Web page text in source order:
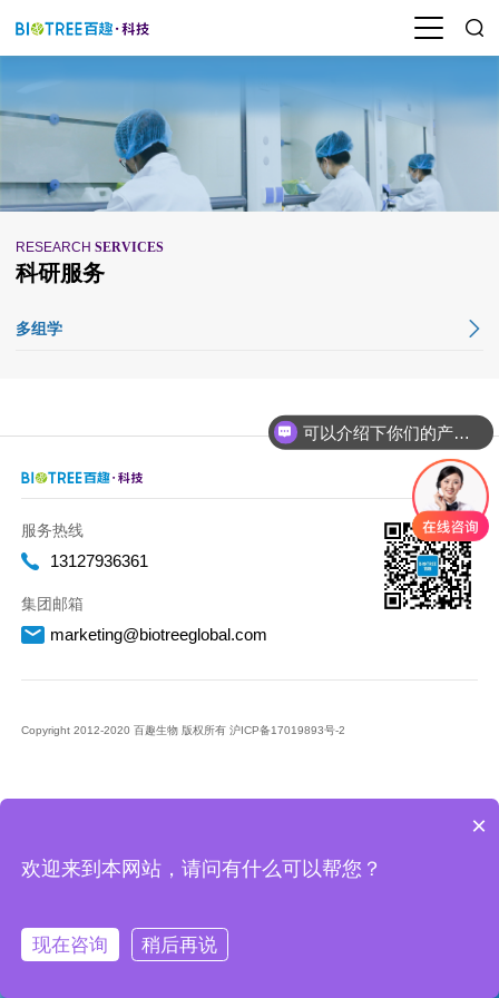
RESEARCH SERVICES
科研服务
多组学
服务热线
13127936361
集团邮箱
marketing@biotreeglobal.com
Copyright 2012-2020 百趣生物 版权所有 沪ICP备17019893号-2
可以介绍下你们的产品么
×
欢迎来到本网站，请问有什么可以帮您？
现在咨询 稍后再说